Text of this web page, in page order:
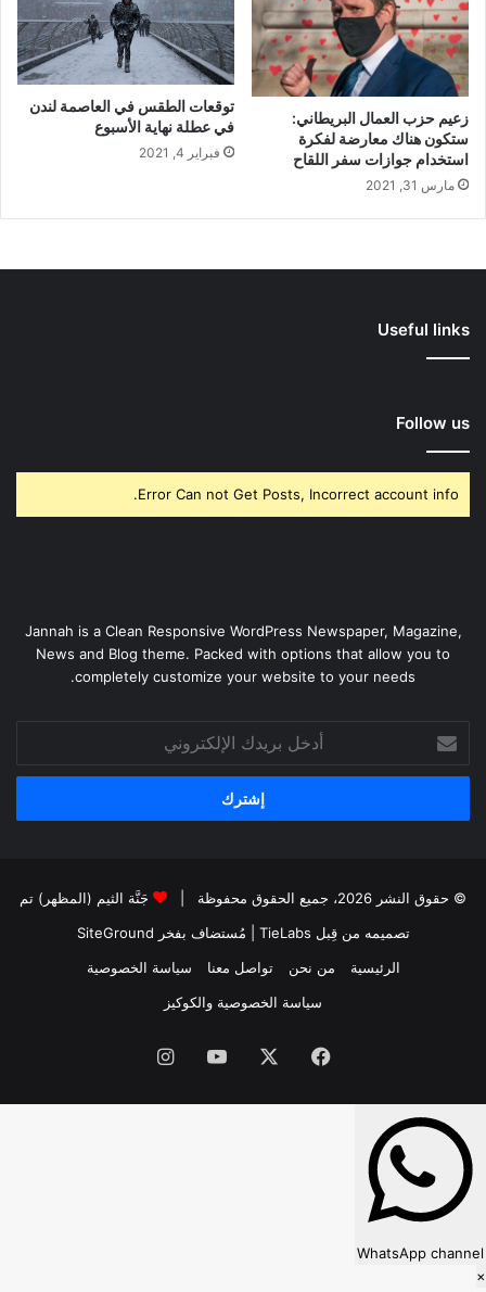
زعيم حزب العمال البريطاني:
ستكون هناك معارضة لفكرة
استخدام جوازات سفر اللقاح
مارس 31, 2021
توقعات الطقس في العاصمة لندن
في عطلة نهاية الأسبوع
فبراير 4, 2021
Useful links
Follow us
Error Can not Get Posts, Incorrect account info.
Jannah is a Clean Responsive WordPress Newspaper, Magazine,
News and Blog theme. Packed with options that allow you to
completely customize your website to your needs.
بريدك
الإلكتروني
© حقوق النشر 2026، جميع الحقوق محفوظة |
جَنَّة الثيم (المظهر) تم
تصميمه من قِبل TieLabs
| مُستضاف بفخر SiteGround
الرئيسية
من نحن تواصل معنا
سياسة الخصوصية
سياسة الخصوصية والكوكيز
فيسبوك ‫YouTubeانستقرام
WhatsApp channel
×